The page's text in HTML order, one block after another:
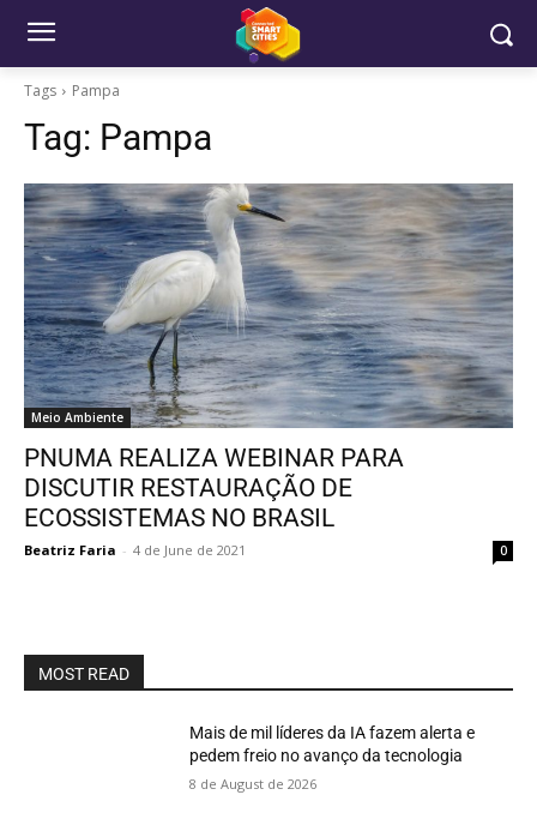
Tags Pampa
Tag: Pampa
Meio Ambiente
PNUMA REALIZA WEBINAR PARA
DISCUTIR RESTAURAÇÃO DE
ECOSSISTEMAS NO BRASIL
Beatriz Faria - 4 de June de 2021 0
MOST READ
Mais de mil líderes da IA fazem alerta e
pedem freio no avanço da tecnologia
8 de August de 2026